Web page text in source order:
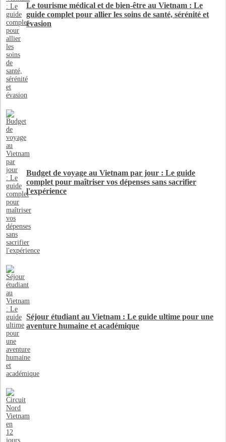
Le tourisme médical et de bien-être au Vietnam : Le
guide complet pour allier les soins de santé, sérénité et
évasion
Budget de voyage au Vietnam par jour : Le guide
complet pour maîtriser vos dépenses sans sacrifier
l'expérience
Séjour étudiant au Vietnam : Le guide ultime pour une
aventure humaine et académique